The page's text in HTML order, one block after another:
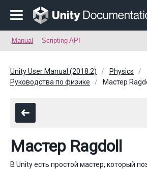
Manual Scripting API
Unity User Manual (2018.2)
Physics
Руководства по физике
Мастер
Мастер Ragdoll
В Unity есть простой мастер, который